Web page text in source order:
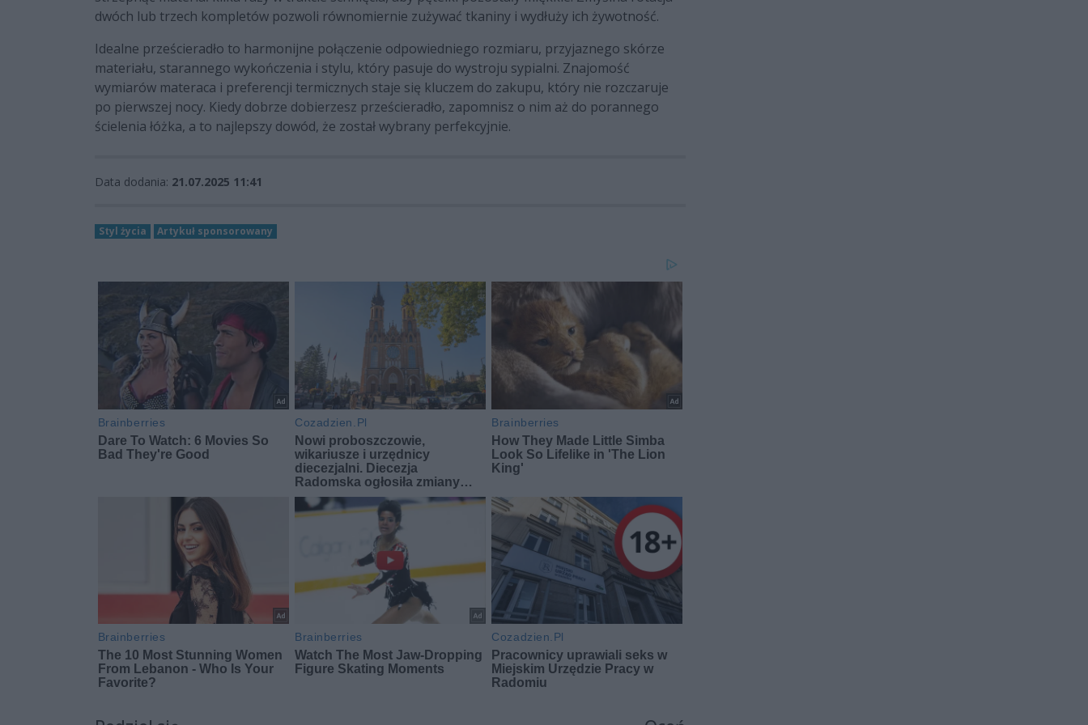
dwóch lub trzech kompletów pozwoli równomiernie zużywać tkaniny i wydłuży ich żywotność.
Idealne prześcieradło to harmonijne połączenie odpowiedniego rozmiaru, przyjaznego skórze
materiału, starannego wykończenia i stylu, który pasuje do wystroju sypialni. Znajomość
wymiarów materaca i preferencji termicznych staje się kluczem do zakupu, który nie rozczaruje
po pierwszej nocy. Kiedy dobrze dobierzesz prześcieradło, zapomnisz o nim aż do porannego
ścielenia łóżka, a to najlepszy dowód, że został wybrany perfekcyjnie.
Data dodania: 21.07.2025 11:41
Styl życia Artykuł sponsorowany